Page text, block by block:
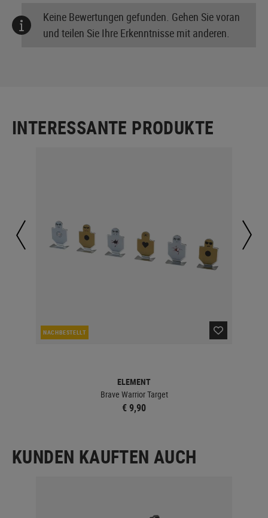
Keine Bewertungen gefunden. Gehen Sie voran
und teilen Sie Ihre Erkenntnisse mit anderen.
INTERESSANTE PRODUKTE
NACHBESTELLT
ELEMENT
Brave Warrior Target
€ 9,90
KUNDEN KAUFTEN AUCH